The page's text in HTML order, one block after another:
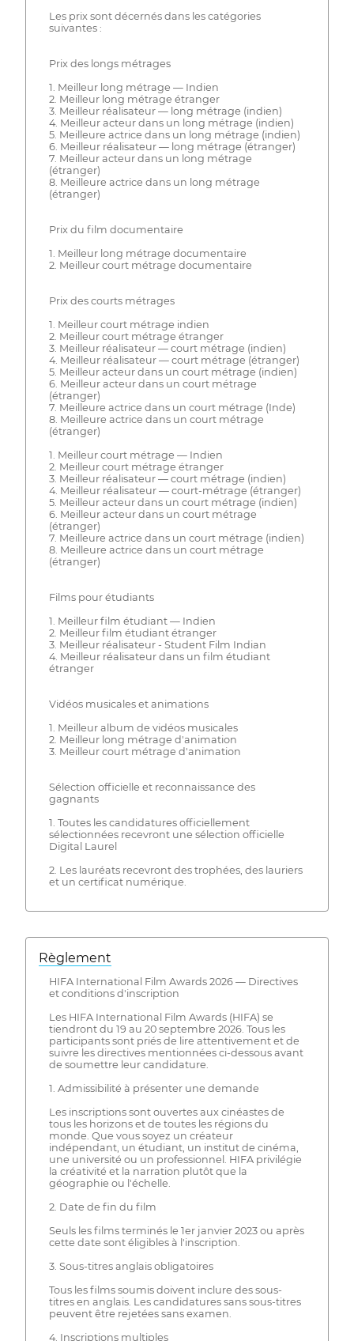
Les prix sont décernés dans les catégories
suivantes :
Prix des longs métrages
1. Meilleur long métrage — Indien
2. Meilleur long métrage étranger
3. Meilleur réalisateur — long métrage (indien)
4. Meilleur acteur dans un long métrage (indien)
5. Meilleure actrice dans un long métrage (indien)
6. Meilleur réalisateur — long métrage (étranger)
7. Meilleur acteur dans un long métrage
(étranger)
8. Meilleure actrice dans un long métrage
(étranger)
Prix du film documentaire
1. Meilleur long métrage documentaire
2. Meilleur court métrage documentaire
Prix des courts métrages
1. Meilleur court métrage indien
2. Meilleur court métrage étranger
3. Meilleur réalisateur — court métrage (indien)
4. Meilleur réalisateur — court métrage (étranger)
5. Meilleur acteur dans un court métrage (indien)
6. Meilleur acteur dans un court métrage
(étranger)
7. Meilleure actrice dans un court métrage (Inde)
8. Meilleure actrice dans un court métrage
(étranger)
1. Meilleur court métrage — Indien
2. Meilleur court métrage étranger
3. Meilleur réalisateur — court métrage (indien)
4. Meilleur réalisateur — court-métrage (étranger)
5. Meilleur acteur dans un court métrage (indien)
6. Meilleur acteur dans un court métrage
(étranger)
7. Meilleure actrice dans un court métrage (indien)
8. Meilleure actrice dans un court métrage
(étranger)
Films pour étudiants
1. Meilleur film étudiant — Indien
2. Meilleur film étudiant étranger
3. Meilleur réalisateur - Student Film Indian
4. Meilleur réalisateur dans un film étudiant
étranger
Vidéos musicales et animations
1. Meilleur album de vidéos musicales
2. Meilleur long métrage d'animation
3. Meilleur court métrage d'animation
Sélection officielle et reconnaissance des
gagnants
1. Toutes les candidatures officiellement
sélectionnées recevront une sélection officielle
Digital Laurel
2. Les lauréats recevront des trophées, des lauriers
et un certificat numérique.
Règlement
HIFA International Film Awards 2026 — Directives
et conditions d'inscription
Les HIFA International Film Awards (HIFA) se
tiendront du 19 au 20 septembre 2026. Tous les
participants sont priés de lire attentivement et de
suivre les directives mentionnées ci-dessous avant
de soumettre leur candidature.
1. Admissibilité à présenter une demande
Les inscriptions sont ouvertes aux cinéastes de
tous les horizons et de toutes les régions du
monde. Que vous soyez un créateur
indépendant, un étudiant, un institut de cinéma,
une université ou un professionnel. HIFA privilégie
la créativité et la narration plutôt que la
géographie ou l'échelle.
2. Date de fin du film
Seuls les films terminés le 1er janvier 2023 ou après
cette date sont éligibles à l'inscription.
3. Sous-titres anglais obligatoires
Tous les films soumis doivent inclure des sous-
titres en anglais. Les candidatures sans sous-titres
peuvent être rejetées sans examen.
4. Inscriptions multiples